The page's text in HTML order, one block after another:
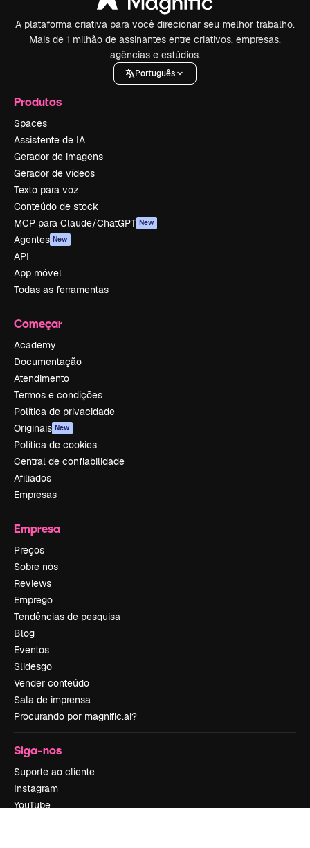
A plataforma criativa para você direcionar seu melhor trabalho.
Mais de 1 milhão de assinantes entre criativos, empresas,
agências e estúdios.
Português
Produtos
Spaces
Assistente de IA
Gerador de imagens
Gerador de vídeos
Texto para voz
Conteúdo de stock
MCP para Claude/ChatGPT New
Agentes New
API
App móvel
Todas as ferramentas
Começar
Academy
Documentação
Atendimento
Termos e condições
Política de privacidade
Originais New
Política de cookies
Central de confiabilidade
Afiliados
Empresas
Empresa
Preços
Sobre nós
Reviews
Emprego
Tendências de pesquisa
Blog
Eventos
Slidesgo
Vender conteúdo
Sala de imprensa
Procurando por magnific.ai?
Siga-nos
Suporte ao cliente
Instagram
YouTube